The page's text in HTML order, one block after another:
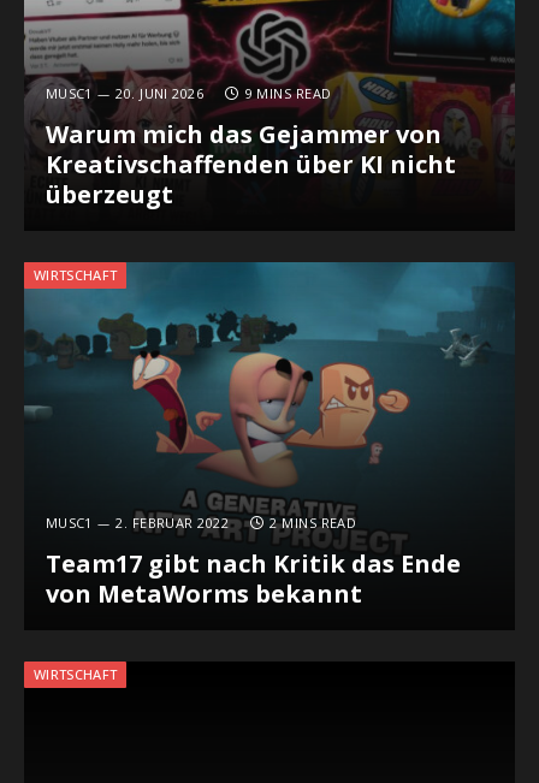
MUSC1 20. JUNI 2026 9 MINS READ
Warum mich das Gejammer von
Kreativschaffenden über KI nicht
überzeugt
WIRTSCHAFT
MUSC1 2. FEBRUAR 2022 2 MINS READ
Team17 gibt nach Kritik das Ende
von MetaWorms bekannt
WIRTSCHAFT